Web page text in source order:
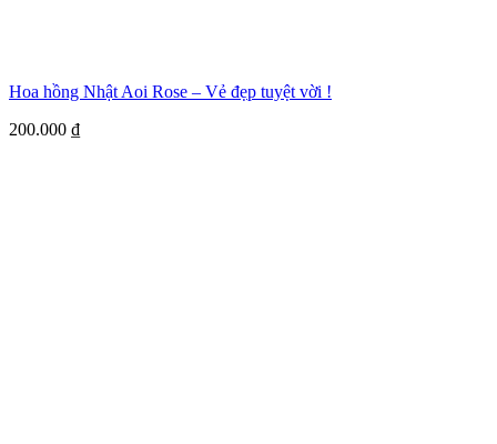
Hoa hồng Nhật Aoi Rose – Vẻ đẹp tuyệt vời !
200.000 ₫